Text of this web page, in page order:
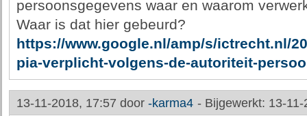
persoonsgegevens waar en waarom
Waar is dat hier gebeurd?
https://www.google.nl/amp/s/ictrecht.nl/
pia-verplicht-volgens-de-autoriteit-
13-11-2018, 17:57 door -karma4 - Bijgewerkt: 13-